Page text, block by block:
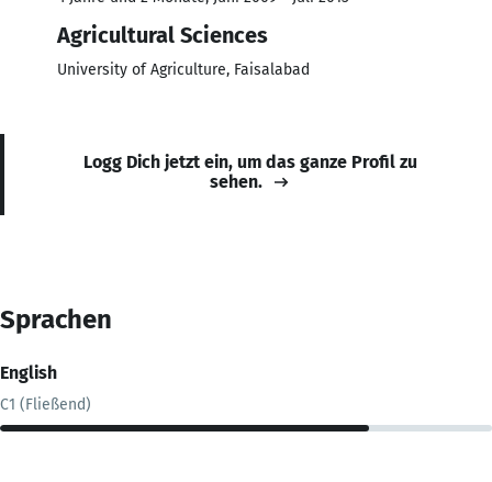
Agricultural Sciences
University of Agriculture, Faisalabad
Logg Dich jetzt ein, um das ganze Profil zu
sehen.
Sprachen
English
C1 (Fließend)